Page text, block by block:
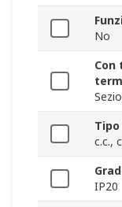
No
Con
c.c.,
IP20